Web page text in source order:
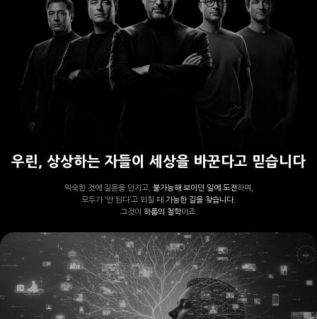
우린, 상상하는 자들이 세상을 바꾼다고 믿습니다
익숙한 것에 질문을 던지고, 불가능해 보이던 일에 도전하며,
모두가 ‘안 된다’고 외칠 때 가능한 길을 찾습니다.
그것이 하룹의 철학이죠.